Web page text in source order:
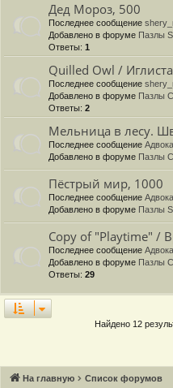
Дед Мороз, 500
Последнее сообщение
Добавлено в форуме Пазлы
Ответы: 1
Quilled Owl /
Последнее сообщение
Добавлено в форуме Пазлы
Ответы: 2
Мельница в лесу.
Последнее сообщение
Добавлено в форуме Пазлы
Пёстрый мир, 1000
Последнее сообщение
Добавлено в форуме Пазлы
Copy of "Playtime" /
Последнее сообщение
Добавлено в форуме Пазлы
Ответы: 29
Найдено 12
На главную Список форумов
Связаться с